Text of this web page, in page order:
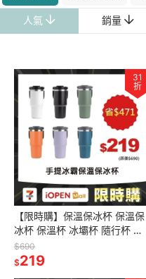
人氣 銷量
31
折
【限時購】保溫保冰杯 保溫保
冰杯 保溫杯 冰壩杯 隨行杯 手
提環保杯 飲料杯 咖啡杯 304不
鏽鋼 雙層真空
$690
$219